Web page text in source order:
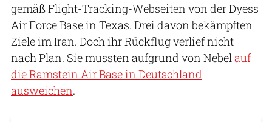
gemäß Flight-Tracking-Webseiten von der Dyess
Air Force Base in Texas. Drei davon bekämpften
Ziele im Iran. Doch ihr Rückflug verlief nicht
nach Plan. Sie mussten aufgrund von Nebel auf
die Ramstein Air Base in Deutschland
ausweichen.